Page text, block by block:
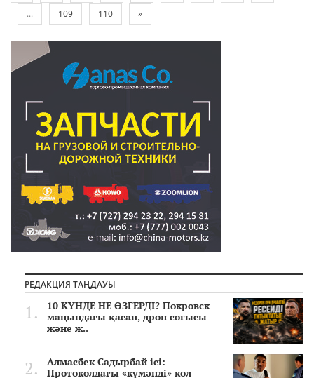
...
109 110 »
РЕДАКЦИЯ ТАҢДАУЫ
10 КҮНДЕ НЕ ӨЗГЕРДІ? Покровск
маңындағы қасап, дрон соғысы
және ж..
Алмасбек Садырбай ісі:
Протоколдағы «күмәнді» кол